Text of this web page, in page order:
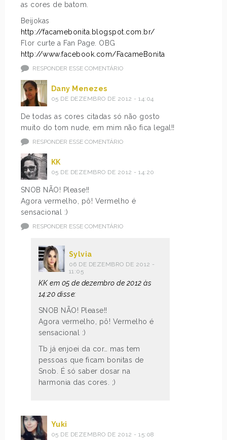
as cores de batom.
Beijokas
http://facamebonita.blogspot.com.br/
Flor curte a Fan Page. OBG
http://www.facebook.com/FacameBonita
RESPONDER ESSE COMENTÁRIO
Dany Menezes
05 DE DEZEMBRO DE 2012 - 14:04
De todas as cores citadas só não gosto
muito do tom nude, em mim não fica legal!!
RESPONDER ESSE COMENTÁRIO
KK
05 DE DEZEMBRO DE 2012 - 14:20
SNOB NÃO! Please!!
Agora vermelho, pô! Vermelho é
sensacional :)
RESPONDER ESSE COMENTÁRIO
Sylvia
06 DE DEZEMBRO DE 2012 -
11:05
KK em 05 de dezembro de 2012 às
14:20 disse:
SNOB NÃO! Please!!
Agora vermelho, pô! Vermelho é
sensacional :)
Tb já enjoei da cor… mas tem
pessoas que ficam bonitas de
Snob. É só saber dosar na
harmonia das cores. ;)
Yuki
05 DE DEZEMBRO DE 2012 - 15:08